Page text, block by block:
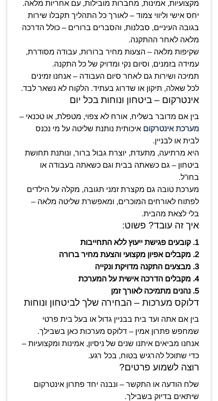
מקצועיות, אמינות, מחברות מובילות, עם אחריות מלאה.
יחס אישי וליווי צמוד – לאורך כל התהליך תקבלו שירות
בגובה העיניים, סבלנות, והסברים ברורים – כולל הדרכה
מלאה לאחר ההתקנה.
שקיפות מלאה – הצעות מחיר ברורות, עבודה מסודרת,
עמידה בזמנים, וסיום נקי ומדויק של כל התקנה.
תמיכה ושירות גם לאחר סיום העבודה – אנחנו זמינים
לכל שאלה, תיקון או שדרוג בעתיד. הלקוח לא נשאר לבד.
אינטרקום – ביטחון ונוחות בכל יום
בין אם מדובר בשליח, אורח לא צפוי, מטפלת, או טכנאי –
מערכת אינטרקום איכותית נותנת שליטה על מי נכנס
לבית או לבניין.
היא מרתיעה, מתעדת, יוצרת גבול ברור, ונותנת תחושת
ביטחון – גם כשאתה בבית וגם כשאתה בעבודה או
בחו”ל.
מערכת טובה גם מקצרת זמני תגובה, מקלה על הילדים
לפתוח לאורחים המוכרים, ומאפשרת שליטה מלאה –
בלי לצאת מהבית.
איך זה עובד? פשוט:
1. קובעים פגישת ייעוץ ללא התחייבות
2. מקבלים אפיון מקצועי והצעת מחיר ברורה
3. מבצעים התקנה מדויקת ונקייה
4. מקבלים הדרכה אישית על המערכת
5. נהנים מתמיכה לאורך זמן
דלוקס מערכות – הבחירה שלך לביטחון ונוחות
בין אם אתה ועד בית בבניין גדול או בעל בית פרטי
שמחפש פתרון אמין – דלוקס מערכות כאן בשבילך.
אנחנו מביאים איתנו שנים של ניסיון, אמינות ומקצועיות –
כדי שתוכל להרגיש בטוח, בכל רגע.
רוצה לשמוע פרטים?
שלח הודעה או התקשר – ונבנה יחד פתרון אינטרקום
שיתאים בדיוק בשבילך.